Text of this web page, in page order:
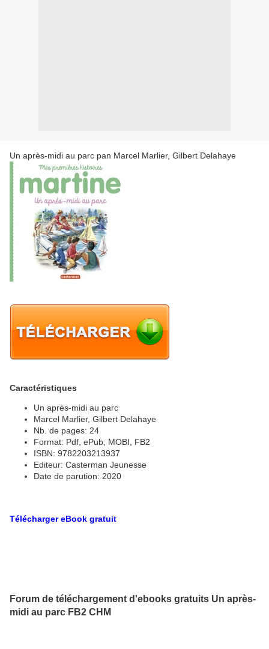
Un après-midi au parc pan Marcel Marlier, Gilbert Delahaye
Caractéristiques
Un après-midi au parc
Marcel Marlier, Gilbert Delahaye
Nb. de pages: 24
Format: Pdf, ePub, MOBI, FB2
ISBN: 9782203213937
Editeur: Casterman Jeunesse
Date de parution: 2020
Télécharger eBook gratuit
Forum de téléchargement d'ebooks gratuits Un après-
midi au parc FB2 CHM